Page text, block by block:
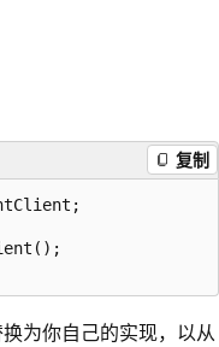
复制
为你自己的实现，以从